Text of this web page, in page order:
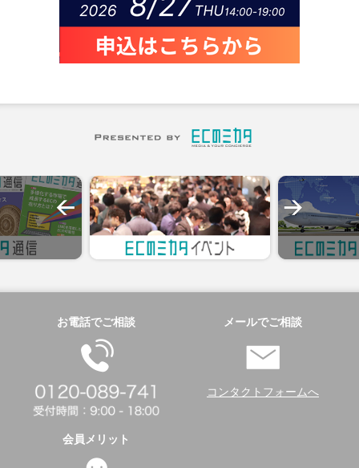
お電話でご相談 メールでご相談
コンタクトフォームへ
会員メリット